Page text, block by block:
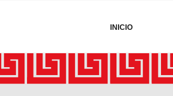
INICIO